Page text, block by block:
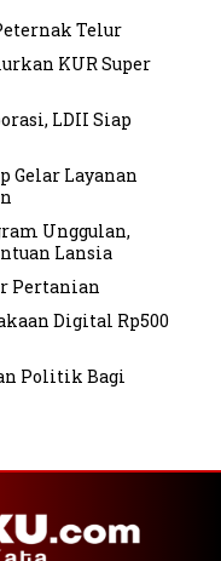
Telur
KUR Super
LDII Siap
Gelar Layanan
Unggulan,
Lansia
Pertanian
Digital Rp500
Politik Bagi